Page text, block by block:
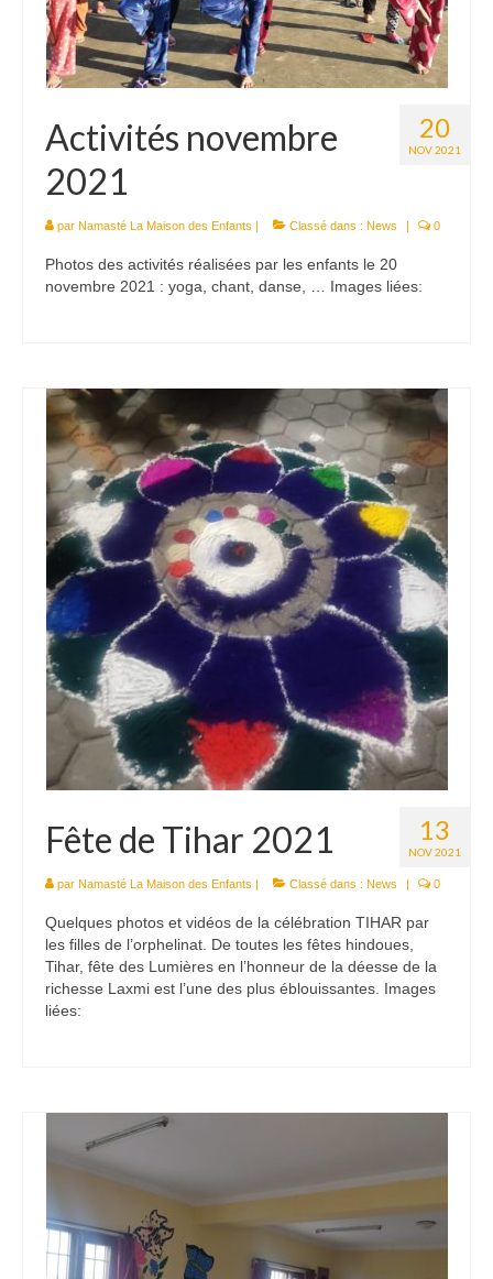
20
NOV 2021
Activités novembre
2021
par Namasté La Maison des Enfants | Classé dans : News | 0
Photos des activités réalisées par les enfants le 20
novembre 2021 : yoga, chant, danse, … Images liées:
13
NOV 2021
Fête de Tihar 2021
par Namasté La Maison des Enfants | Classé dans : News | 0
Quelques photos et vidéos de la célébration TIHAR par
les filles de l’orphelinat. De toutes les fêtes hindoues,
Tihar, fête des Lumières en l’honneur de la déesse de la
richesse Laxmi est l’une des plus éblouissantes. Images
liées: